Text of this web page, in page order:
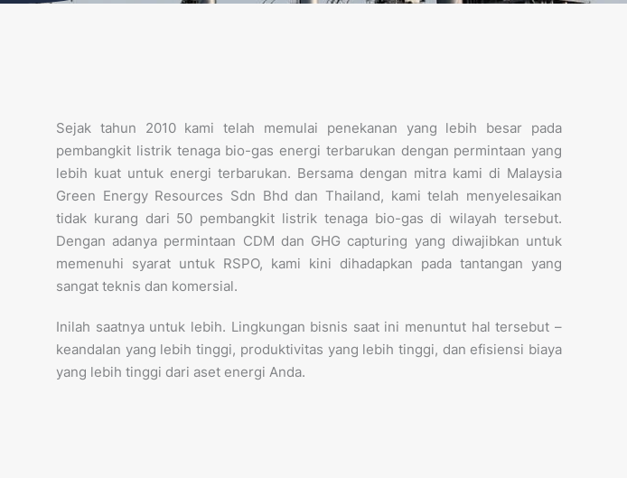
Sejak tahun 2010 kami telah memulai penekanan yang lebih besar pada
pembangkit listrik tenaga bio-gas energi terbarukan dengan permintaan yang
lebih kuat untuk energi terbarukan. Bersama dengan mitra kami di Malaysia
Green Energy Resources Sdn Bhd dan Thailand, kami telah menyelesaikan
tidak kurang dari 50 pembangkit listrik tenaga bio-gas di wilayah tersebut.
Dengan adanya permintaan CDM dan GHG capturing yang diwajibkan untuk
memenuhi syarat untuk RSPO, kami kini dihadapkan pada tantangan yang
sangat teknis dan komersial.
Inilah saatnya untuk lebih. Lingkungan bisnis saat ini menuntut hal tersebut –
keandalan yang lebih tinggi, produktivitas yang lebih tinggi, dan efisiensi biaya
yang lebih tinggi dari aset energi Anda.